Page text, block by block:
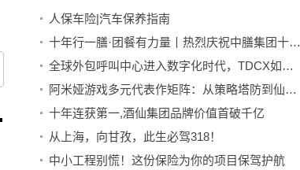
人保车险|汽车保养指南
十年行一膳·团餐有力量丨热烈庆祝中膳集团十周年庆典圆满举办
全球外包呼叫中心进入数字化时代，TDCX如何助力企业解锁海外销售潜力？
阿米娅游戏多元代表作矩阵：从策略塔防到仙侠冒险的破圈之路
十年连获第一,酒仙集团品牌价值首破千亿
从上海，向甘孜，此生必驾318！
中小工程别慌！这份保险为你的项目保驾护航